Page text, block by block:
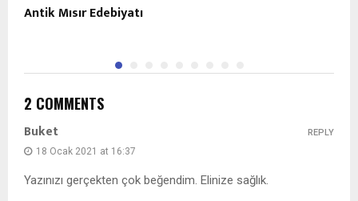
Antik Mısır Edebiyatı
2 COMMENTS
Buket
18 Ocak 2021 at 16:37
Yazınızı gerçekten çok beğendim. Elinize sağlık.
REPLY